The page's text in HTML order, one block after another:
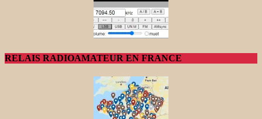
RELAIS RADIOAMATEUR EN FRANCE